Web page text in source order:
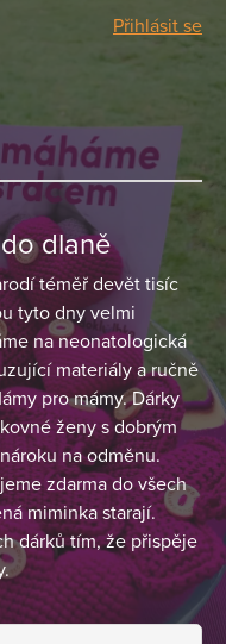
Přihlásit se
dlaně
téměř devět tisíc
tyto dny velmi
na neonatologická
materiály a ručně
pro mámy. Dárky
ženy s dobrým
na odměnu.
zdarma do všech
miminka starají.
dárků tím, že přispěje